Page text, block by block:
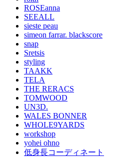
ROSEanna
SEEALL
sieste peau
simeon farrar. blackscore
snap
Sretsis
styling
TAAKK
TELA
THE RERACS
TOMWOOD
UN3D.
WALES BONNER
WHOLE9YARDS
workshop
yohei ohno
低身長コーディネート